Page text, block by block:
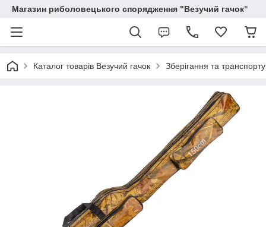
Магазин риболовецького спорядження "Везучий гачок"
Каталог товарів Везучий гачок Зберігання та